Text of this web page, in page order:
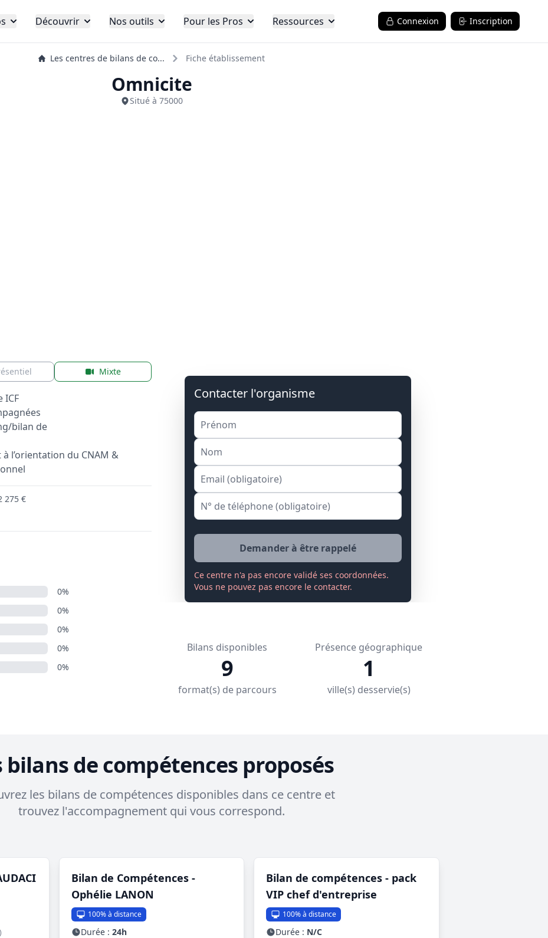
Découvrir Nos outils Pour les Pros Ressources Connexion Inscription
Les centres de bilans de co... Fiche établissement
Omnicite
Situé à 75000
Mixte
ICF
bilan de
l’orientation du CNAM &
275 €
0%
0%
0%
0%
0%
Contacter l'organisme
Demander à être rappelé
Ce centre n'a pas encore validé ses coordonnées.
Vous ne pouvez pas encore le contacter.
Bilans disponibles
9
format(s) de parcours
Présence géographique
1
ville(s) desservie(s)
bilans de compétences proposés
les bilans de compétences disponibles dans ce centre et
trouvez l'accompagnement qui vous correspond.
Bilan de Compétences -
Ophélie LANON
100% à distance
Durée : 24h
Bilan de compétences - pack
VIP chef d'entreprise
100% à distance
Durée : N/C